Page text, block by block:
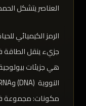
العناصر يتشكل
جزيء ينقل الطاقة
هي جزيئات
مكونات: مجموعة